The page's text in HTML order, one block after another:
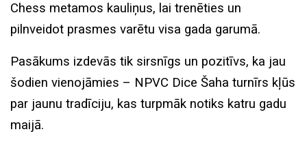
Chess metamos kauliņus, lai trenēties un
pilnveidot prasmes varētu visa gada garumā.
Pasākums izdevās tik sirsnīgs un pozitīvs, ka jau
šodien vienojāmies – NPVC Dice Šaha turnīrs kļūs
par jaunu tradīciju, kas turpmāk notiks katru gadu
maijā.